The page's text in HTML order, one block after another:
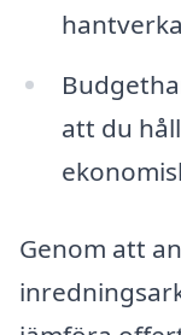
att du
Genom att